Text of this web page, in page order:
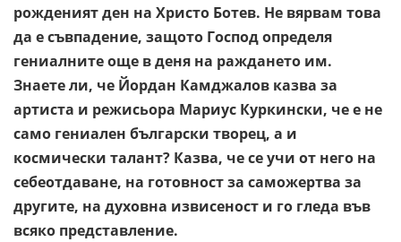
рожденият ден на Христо Ботев. Не вярвам това
да е съвпадение, защото Господ определя
гениалните още в деня на раждането им.
Знаете ли, че Йордан Камджалов казва за
артиста и режисьора Мариус Куркински, че е не
само гениален български творец, а и
космически талант? Казва, че се учи от него на
себеотдаване, на готовност за саможертва за
другите, на духовна извисеност и го гледа във
всяко представление.